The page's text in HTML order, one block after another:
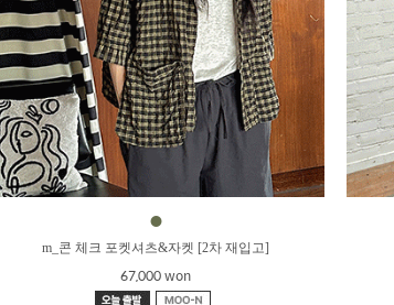
●
m_콘 체크 포켓셔츠&자켓 [2차 재입고]
67,000 won